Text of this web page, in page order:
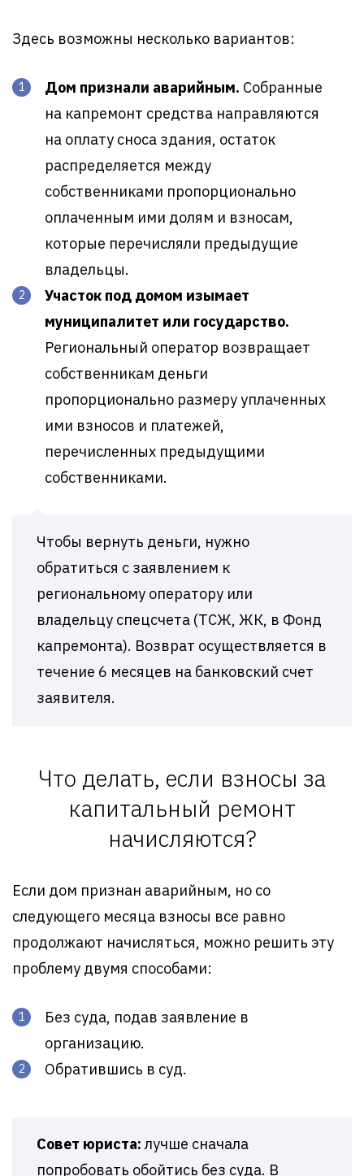
Здесь возможны несколько вариантов:
Дом признали аварийным. Собранные
на капремонт средства направляются
на оплату сноса здания, остаток
распределяется между
собственниками пропорционально
оплаченным ими долям и взносам,
которые перечисляли предыдущие
владельцы.
Участок под домом изымает
муниципалитет или государство.
Региональный оператор возвращает
собственникам деньги
пропорционально размеру уплаченных
ими взносов и платежей,
перечисленных предыдущими
собственниками.
Чтобы вернуть деньги, нужно
обратиться с заявлением к
региональному оператору или
владельцу спецсчета (ТСЖ, ЖК, в Фонд
капремонта). Возврат осуществляется в
течение 6 месяцев на банковский счет
заявителя.
Что делать, если взносы за
капитальный ремонт
начисляются?
Если дом признан аварийным, но со
следующего месяца взносы все равно
продолжают начисляться, можно решить эту
проблему двумя способами:
Без суда, подав заявление в
организацию.
Обратившись в суд.
Совет юриста:лучше сначала
попробовать обойтись без суда. В